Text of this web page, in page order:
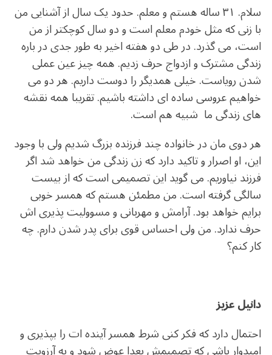
سلام. ۳۱ ساله هستم و معلم. حدود یک سال از آشنایی من
با زنی که مثل خودم معلم است و دو سال کوچکتر از من
است، می گذرد. در طی دو هفته اخیر به طور جدی در باره
زندگی مشترک و ازدواج حرف زدیم. همه چیز عین عملی
شدن رویاست. خیلی همدیگر را دوست داریم. هر دو می
خواهیم عروسی ساده ای داشته باشیم. تقریبا همه نقشه
های زندگی ما شبیه هم است.
هر دوی مان در خانواده چند فرزنده بزرگ شدیم ولی با وجود
این، او اصرار و تاکید دارد که زن زندگی من خواهد شد اگر
فرزند نیاوریم. می گوید این تصمیمی است که از بیست
سالگی گرفته است. من مطمئن هستم که همسر خوبی
برایم خواهد بود. آرامش و مهربانی و مسوولیت پذیری اش
حرف ندارد. من ولی احساس قوی برای پدر شدن دارم. چه
کار کنم؟
دانیل عزیز
احتمال دارد که فکر کنی شرط همسر آینده ات را بپذیری و